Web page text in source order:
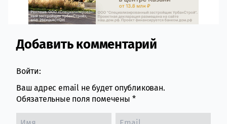
Comment section
Добавить комментарий
Войти:
Ваш адрес email не будет опубликован.
Обязательные поля помечены *